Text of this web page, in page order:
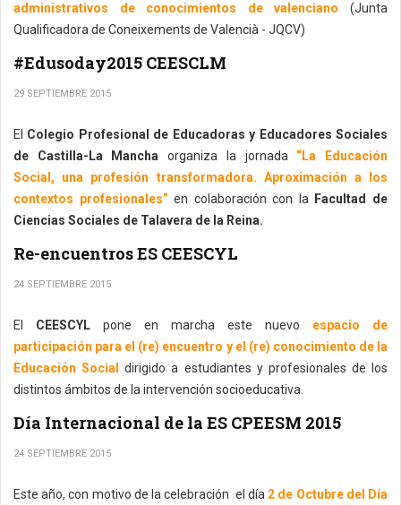
administrativos de conocimientos de valenciano (Junta
Qualificadora de Coneixements de Valencià - JQCV)
#Edusoday2015 CEESCLM
29 SEPTIEMBRE 2015
El Colegio Profesional de Educadoras y Educadores Sociales
de Castilla-La Mancha organiza la jornada “La Educación
Social, una profesión transformadora. Aproximación a los
contextos profesionales” en colaboración con la Facultad de
Ciencias Sociales de Talavera de la Reina.
Re-encuentros ES CEESCYL
24 SEPTIEMBRE 2015
El CEESCYL pone en marcha este nuevo espacio de
participación para el (re) encuentro y el (re) conocimiento de la
Educación Social
dirigido a estudiantes y profesionales de los
distintos ámbitos de la intervención socioeducativa.
Día Internacional de la ES CPEESM 2015
24 SEPTIEMBRE 2015
Este año, con motivo de la celebración el día 2 de Octubre del Día